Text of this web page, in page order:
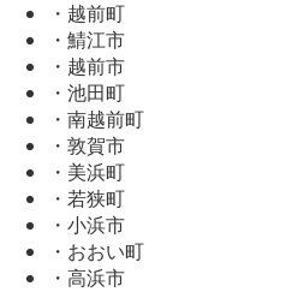
・越前町
・鯖江市
・越前市
・池田町
・南越前町
・敦賀市
・美浜町
・若狭町
・小浜市
・おおい町
・高浜市